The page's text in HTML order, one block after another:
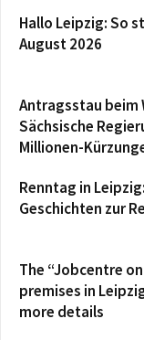
Hallo Leipzig: So
August 2026
Antragsstau beim
Sächsische
Millionen-
Renntag in
Geschichten zur
The “Jobcentre
premises in
more details